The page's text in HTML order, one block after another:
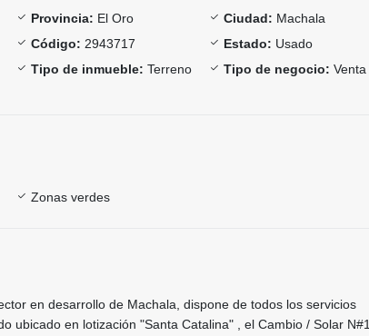
Provincia: El Oro Ciudad: Machala
Código: 2943717 Estado: Usado
Tipo de inmueble: Terreno Tipo de negocio: Venta
Zonas verdes
en desarrollo de Machala, dispone de todos los servicios
ubicado en lotización "Santa Catalina" , el Cambio / Solar N#1